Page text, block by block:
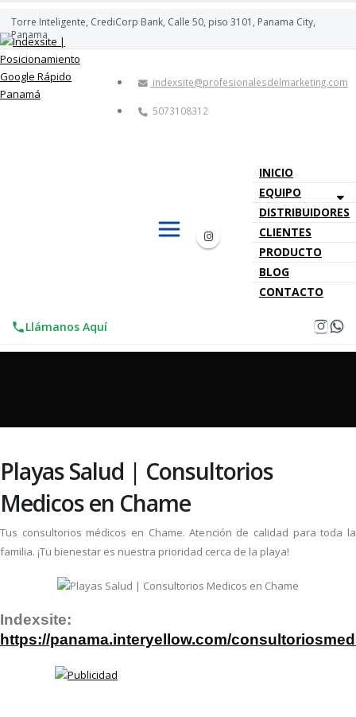
Torre Inteligente, CrediCorp Bank, Calle 50, piso 3101, Panama City,
Panama
indexsite@profesionalesdelmarketing.com
5073108312
INICIO
EQUIPO
DISTRIBUIDORES
CLIENTES
PRODUCTO
BLOG
CONTACTO
Llámanos Aquí
Playas Salud | Consultorios
Medicos en Chame
Tus consultorios médicos en Chame. Atención de calidad para toda la
familia. ¡Tu bienestar es nuestra prioridad cerca de la playa!
Indexsite:
https://panama.interyellow.com/